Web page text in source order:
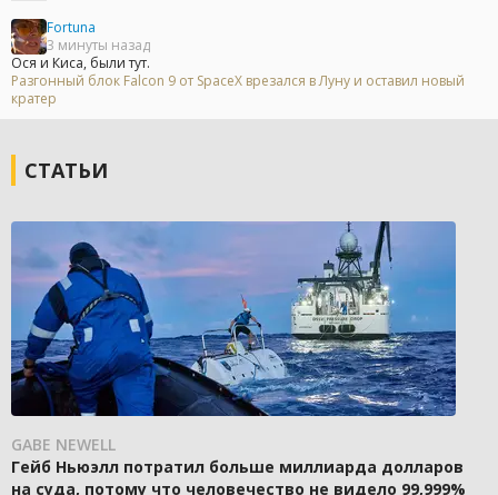
Fortuna
3 минуты назад
Ося и Киса, были тут.
Разгонный блок Falcon 9 от SpaceX врезался в Луну и оставил новый
кратер
СТАТЬИ
GABE NEWELL
Гейб Ньюэлл потратил больше миллиарда долларов
на суда, потому что человечество не видело 99,999%